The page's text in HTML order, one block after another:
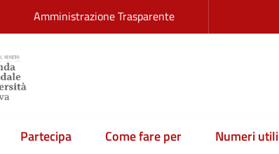
Amministrazione Trasparente
Partecipa Come fare per Numeri utili